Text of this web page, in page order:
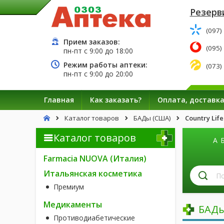
Прием заказов:
пн-пт с9:00 до 18:00
Режим работы аптеки:
пн-пт с9:00 до 20:00
(097)
(095)
(073)
Главная Как заказать? Оплата, доставка
Каталог товаров БАДы (США) Country
Каталог товаров
Farmacia NUOVA (Италия)
Итальянская косметика
Премиум
Медикаменты
Противодиабетические
А Б